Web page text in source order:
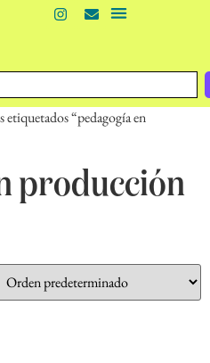
“pedagogía en
producción